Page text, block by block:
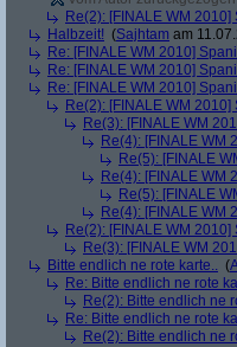
Re(2): [FINALE WM
Halbzeit! (Sajhtam am
Re: [FINALE WM 2010]
Re: [FINALE WM 2010]
Re: [FINALE WM 2010]
Re(2): [FINALE WM
Re(3): [FINALE WM
Re(4): [FINALE WM
Re(5): [FINALE
Re(4): [FINALE WM
Re(5): [FINALE
Re(4): [FINALE WM
Re(2): [FINALE WM
Re(3): [FINALE WM
Bitte endlich ne rote karte.. (
Re: Bitte endlich ne rote
Re(2): Bitte endlich ne
Re: Bitte endlich ne rote
Re(2): Bitte endlich ne